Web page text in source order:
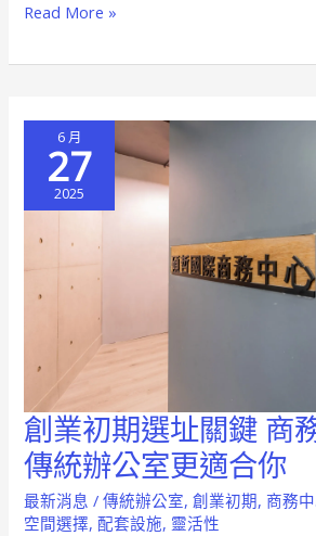
心
Read More »
6 月
27
2025
創業初期選址關鍵 商
傳統辦公室更適合你
最新消息 /傳統辦公室,創業初期, 商務
空間選擇,配套設施, 靈活性
創
業
初
期